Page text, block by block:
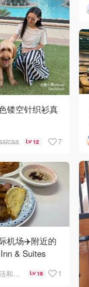
镂空针织衫真
12 7
机场✈️附近的
& Suites
早餐
热爱生活和自由的轻舞飞扬 18 1